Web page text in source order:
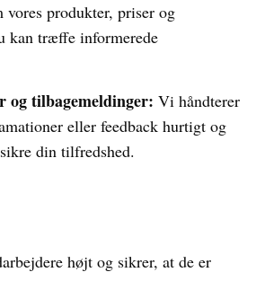
produkter, priser og
kan træffe informerede
og tilbagemeldinger: Vi håndterer
eller feedback hurtigt og
din tilfredshed.
højt og sikrer, at de er